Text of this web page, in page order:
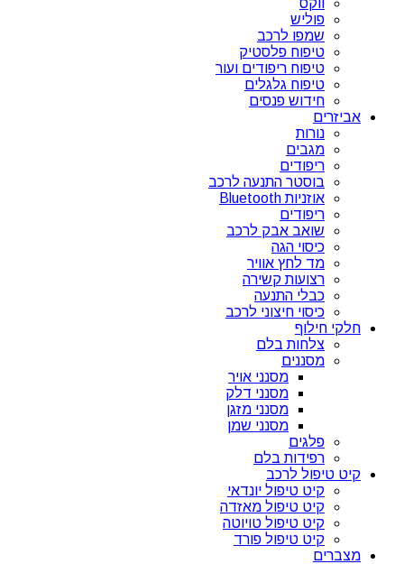
ווקס
פוליש
שמפו לרכב
טיפוח פלסטיק
טיפוח ריפודים ועור
טיפוח גלגלים
חידוש פנסים
אביזרים
נורות
מגבים
ריפודים
בוסטר התנעה לרכב
אוזניות Bluetooth
ריפודים
שואב אבק לרכב
כיסוי הגה
מד לחץ אוויר
רצועות קשירה
כבלי התנעה
כיסוי חיצוני לרכב
חלקי חילוף
צלחות בלם
מסננים
מסנני אויר
מסנני דלק
מסנני מזגן
מסנני שמן
פלגים
רפידות בלם
קיט טיפול לרכב
קיט טיפול יונדאי
קיט טיפול מאזדה
קיט טיפול טויוטה
קיט טיפול פורד
מצברים